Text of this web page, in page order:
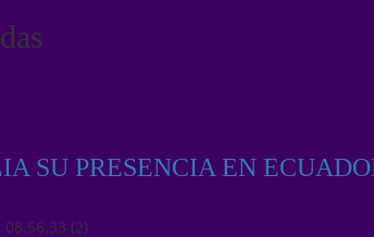
SU PRESENCIA EN